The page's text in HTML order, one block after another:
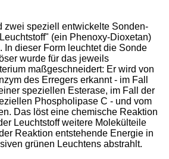
zwei speziell entwickelte Sonden-
(ein Phenoxy-Dioxetan)
In dieser Form leuchtet die Sonde
wurde für das jeweils
maßgeschneidert: Er wird von
des Erregers erkannt - im Fall
speziellen Esterase, im Fall der
Phospholipase C - und vom
Das löst eine chemische Reaktion
Leuchtstoff weitere Molekülteile
Reaktion entstehende Energie in
grünen Leuchtens abstrahlt.